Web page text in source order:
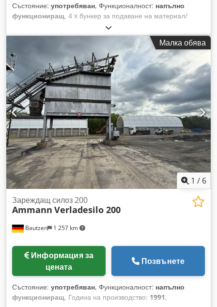
Състояние: употребяван, Функционалност: напълно
функциониращ, 4 x бункер за подаване на материал/
дозатор -изходящ конвейер -транспортен/предавателен
конвейер -електрическа инсталация, ако има такава
Малка обява
1 / 6
Bautzen 1 257 km
Зареждащ силоз 200
Ammann Verladesilo 200
Информация за
цената
Позвънете
Състояние: употребяван, Функционалност: напълно
функциониращ, Година на производство: 1991,